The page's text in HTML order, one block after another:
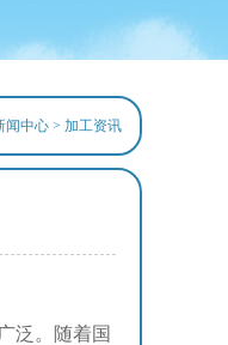
闻中心 > 加工资讯
泛。随着国